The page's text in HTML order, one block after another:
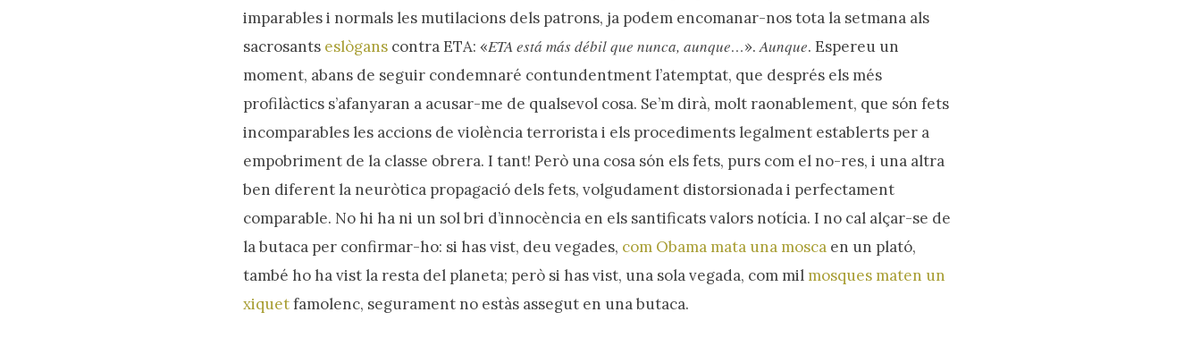
imparables i normals les mutilacions dels patrons, ja podem encomanar-nos tota la setmana als
sacrosants eslògans contra ETA: «ETA está más débil que nunca, aunque…».Aunque. Espereu un
moment, abans de seguir condemnaré contundentment l’atemptat, que després els més
profilàctics s’afanyaran a acusar-me de qualsevol cosa. Se’m dirà, molt raonablement, que són fets
incomparables les accions de violència terrorista i els procediments legalment establerts per a
empobriment de la classe obrera. I tant! Però una cosa són els fets, purs com el no-res, i una altra
ben diferent la neuròtica propagació dels fets, volgudament distorsionada i perfectament
comparable. No hi ha ni un sol bri d’innocència en els santificats valors notícia. I no cal alçar-se de
la butaca per confirmar-ho: si has vist, deu vegades, com Obama mata una mosca en un plató,
també ho ha vist la resta del planeta; però si has vist, una sola vegada, com mil mosques maten un
xiquetfamolenc, segurament no estàs assegut en una butaca.